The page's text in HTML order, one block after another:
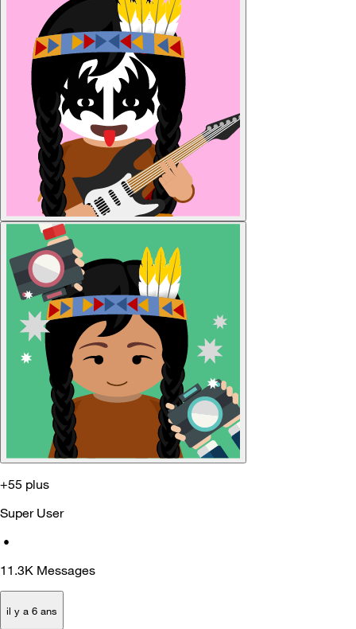
+55 plus
Super User
•
11.3K Messages
il y a 6 ans